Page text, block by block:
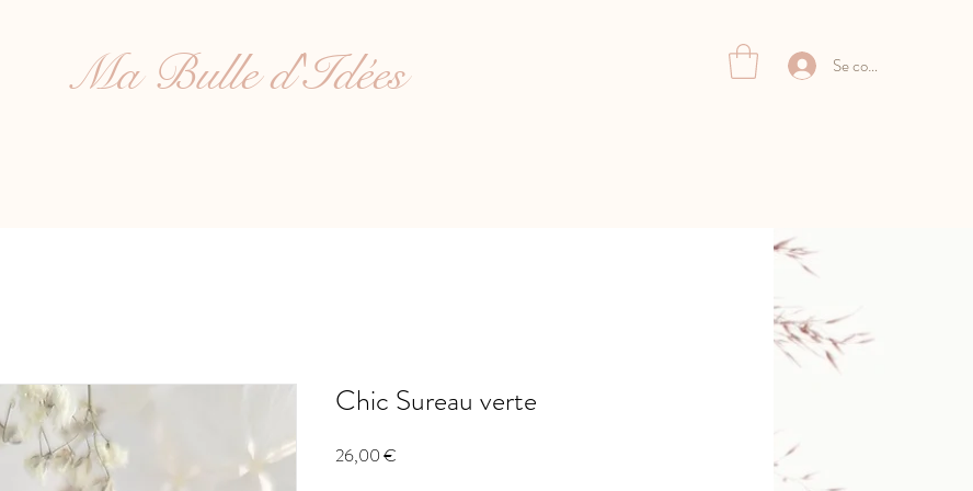
Ma Bulle d'Idées Se connecter
Chic Sureau verte
26,00 €